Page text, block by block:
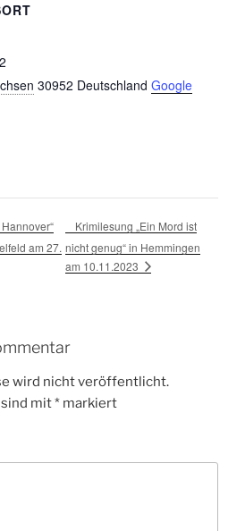
30952 Deutschland Google
am 27.
Krimilesung „Ein Mord ist
nicht genug“ in Hemmingen
am 10.11.2023
wird nicht veröffentlicht.
mit* markiert